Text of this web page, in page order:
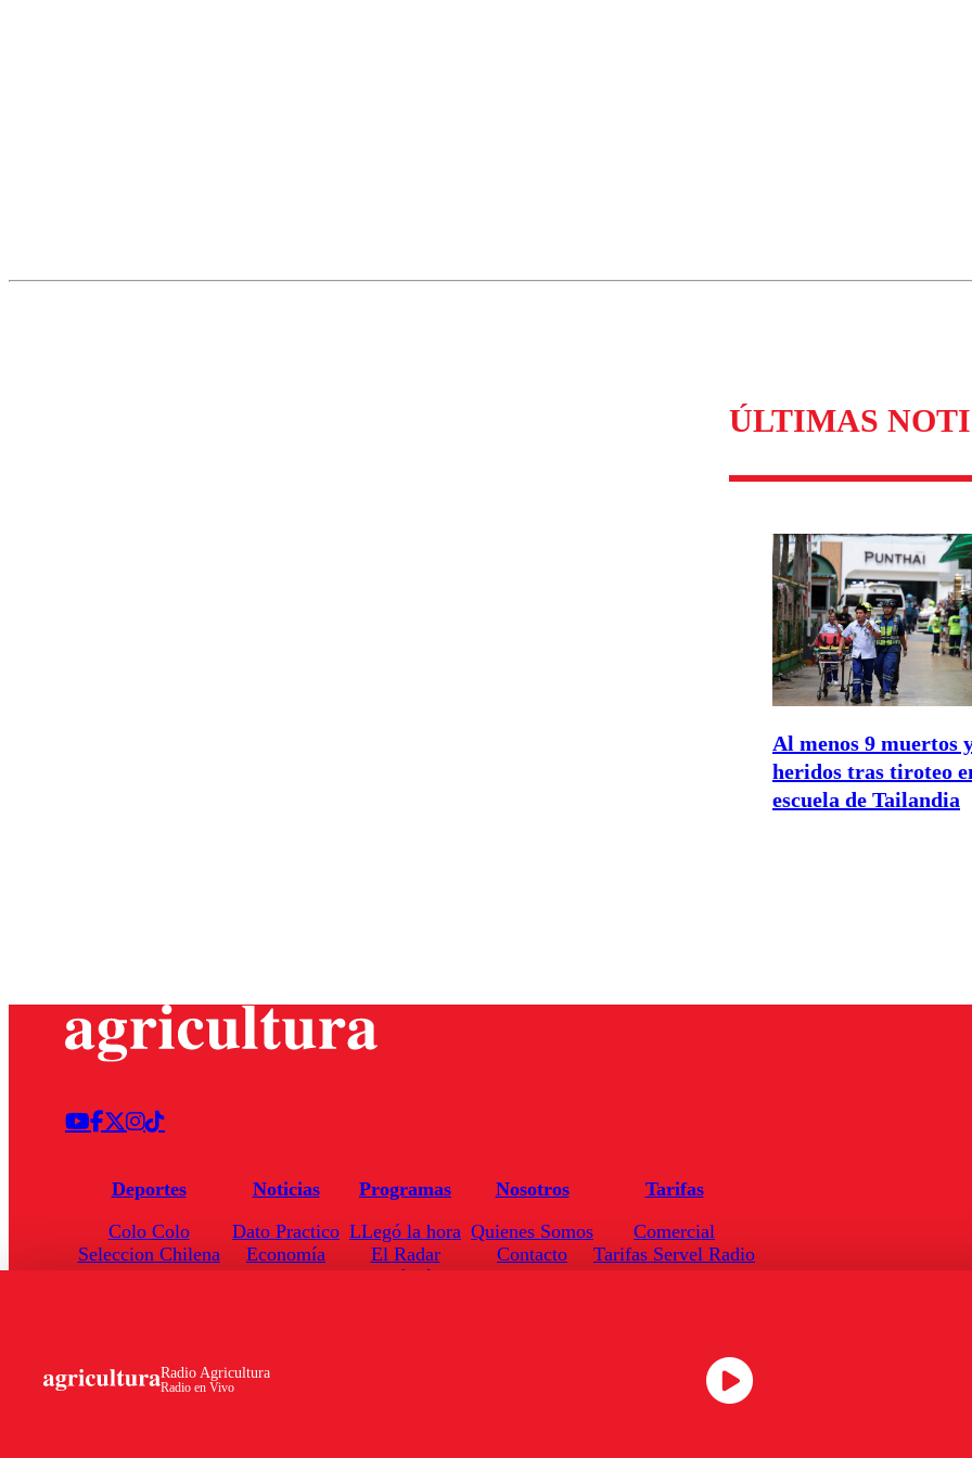
ÚLTIMAS
Al menos 9 muertos
heridos tras tiroteo
escuela de Tailandia
Radio Agricultura
Radio en Vivo
Deportes
Colo Colo
Seleccion Chilena
Noticias
Dato Practico
Economía
Programas
LLegó la hora
El Radar
Enfoqué Público
Nosotros
Quienes Somos
Contacto
Tarifas
Comercial
Tarifas Servel Radio